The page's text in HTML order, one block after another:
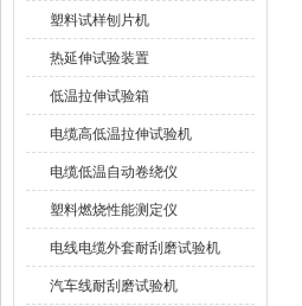
塑料试样刨片机
热延伸试验装置
低温拉伸试验箱
电缆高低温拉伸试验机
电缆低温自动卷绕仪
塑料燃烧性能测定仪
电线电缆外套耐刮磨试验机
汽车线耐刮磨试验机